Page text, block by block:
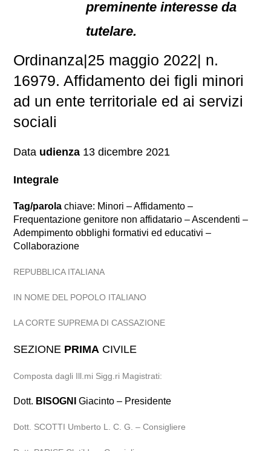
preminente interesse da
tutelare.
Ordinanza|25 maggio 2022| n.
16979. Affidamento dei figli minori
ad un ente territoriale ed ai servizi
sociali
Data udienza 13 dicembre 2021
Integrale
Tag/parola chiave: Minori – Affidamento –
Frequentazione genitore non affidatario – Ascendenti –
Adempimento obblighi formativi ed educativi –
Collaborazione
REPUBBLICA ITALIANA
IN NOME DEL POPOLO ITALIANO
LA CORTE SUPREMA DI CASSAZIONE
SEZIONE PRIMA CIVILE
Composta dagli Ill.mi Sigg.ri Magistrati:
Dott. BISOGNI Giacinto – Presidente
Dott. SCOTTI Umberto L. C. G. – Consigliere